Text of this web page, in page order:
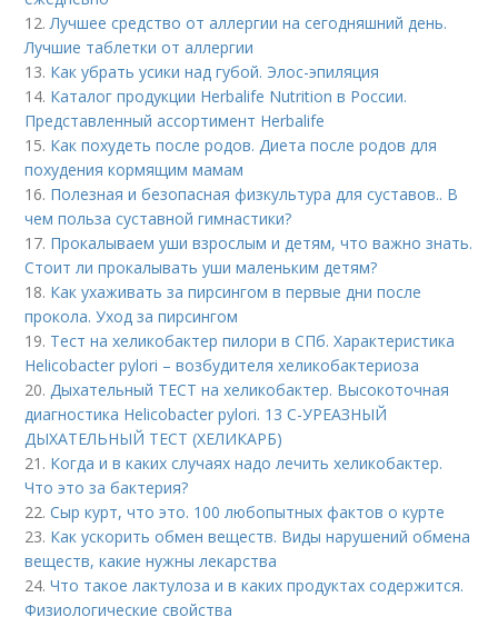
12.Лучшее средство от аллергии на сегодняшний день.
Лучшие таблетки от аллергии
13. Как убрать усики над губой. Элос-эпиляция
14. Каталог продукции Herbalife Nutrition в России.
Представленный ассортимент Herbalife
15. Как похудеть после родов. Диета после родов для
похудения кормящим мамам
16. Полезная и безопасная физкультура для суставов.. В
чем польза суставной гимнастики?
17. Прокалываем уши взрослым и детям, что важно знать.
Стоит ли прокалывать уши маленьким детям?
18. Как ухаживать за пирсингом в первые дни после
прокола. Уход за пирсингом
19. Тест на хеликобактер пилори в СПб. Характеристика
Helicobacter pylori – возбудителя хеликобактериоза
20.Дыхательный ТЕСТ на хеликобактер. Высокоточная
диагностика Helicobacter pylori. 13 C-УРЕАЗНЫЙ
ДЫХАТЕЛЬНЫЙ ТЕСТ (ХЕЛИКАРБ)
21. Когда и в каких случаях надо лечить хеликобактер.
Что это за бактерия?
22.Сыр курт, что это. 100 любопытных фактов о курте
23. Как ускорить обмен веществ. Виды нарушений обмена
веществ, какие нужны лекарства
24.Что такое лактулоза и в каких продуктах содержится.
Физиологические свойства